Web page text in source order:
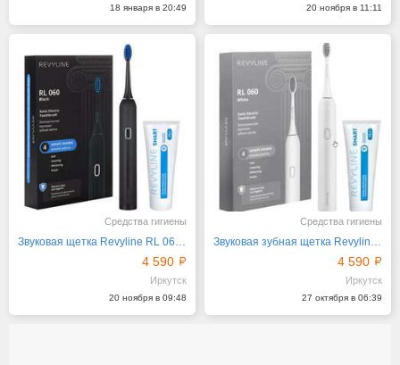
18 января в 20:49 20 ноября в 11:11
Средства гигиены
Звуковая щетка Revyline RL 060 в черном цвете
4 590
Иркутск
20 ноября в 09:48
Средства гигиены
Звуковая зубная щетка Revyline RL 060
4 590
Иркутск
27 октября в 06:39